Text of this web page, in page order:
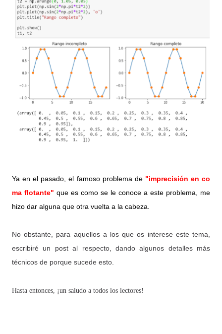
Ya en el pasado, el famoso problema de "imprecisión en co
ma flotante" que es como se le conoce a este problema, me
hizo dar alguna que otra vuelta a la cabeza.
No obstante, para aquellos a los que os interese este tema,
escribiré un post al respecto, dando algunos detalles más
técnicos de porque sucede esto.
Hasta entonces, ¡un saludo a todos los lectores!